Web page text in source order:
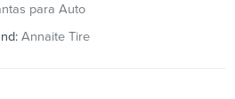
para Auto
Annaite Tire